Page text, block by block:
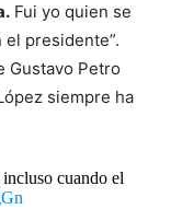
Fui yo quien se
presidente”.
Gustavo Petro
siempre ha
cuando el